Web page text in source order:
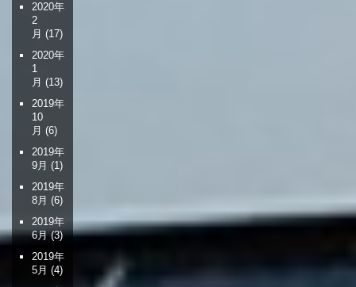
2020年
2
月 (17)
2020年
1
月 (13)
2019年
10
月 (6)
2019年
9月 (1)
2019年
8月 (6)
2019年
6月(3)
2019年
5月 (4)